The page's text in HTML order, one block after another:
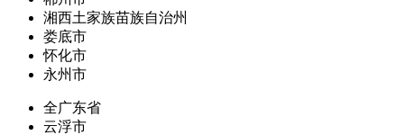
湘西土家族苗族自治州
娄底市
怀化市
永州市
全广东省
云浮市